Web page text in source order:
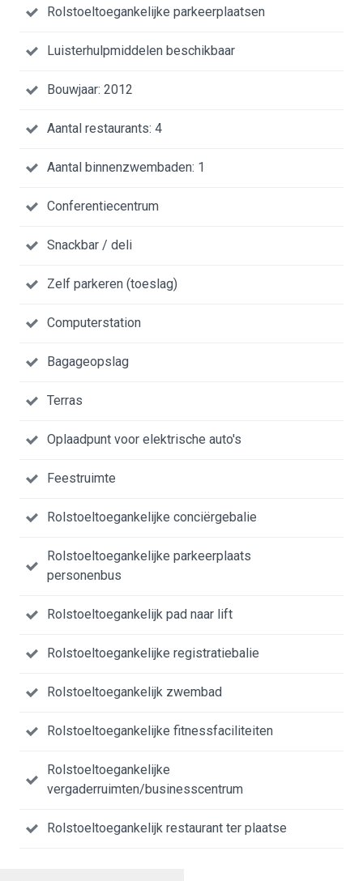
Rolstoeltoegankelijke parkeerplaatsen
Luisterhulpmiddelen beschikbaar
Bouwjaar: 2012
Aantal restaurants: 4
Aantal binnenzwembaden: 1
Conferentiecentrum
Snackbar / deli
Zelf parkeren (toeslag)
Computerstation
Bagageopslag
Terras
Oplaadpunt voor elektrische auto's
Feestruimte
Rolstoeltoegankelijke conciërgebalie
Rolstoeltoegankelijke parkeerplaats
personenbus
Rolstoeltoegankelijk pad naar lift
Rolstoeltoegankelijke registratiebalie
Rolstoeltoegankelijk zwembad
Rolstoeltoegankelijke fitnessfaciliteiten
Rolstoeltoegankelijke
vergaderruimten/businesscentrum
Rolstoeltoegankelijk restaurant ter plaatse